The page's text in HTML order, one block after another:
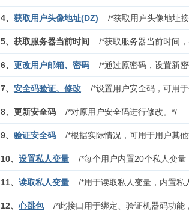
4、 获取用户头像地址(DZ) /*获取用户头像地址
5、获取服务器当前时间 /*获取服务器当前时间
6、 更改用户邮箱、密码 /*通过原密码，设置新
7、 安全码验证、修改 /*设置用户安全码，可用
8、更新安全码 /*对原用户安全码进行修改。*/
9、 验证安全码 /*根据实际情况，可用于用户其
10、 设置私人变量 /*每个用户内置20个私人变量
11、 读取私人变量 /*用于读取私人变量，内置私
12、 心跳包/*此接口用于绑定、验证机器码功能